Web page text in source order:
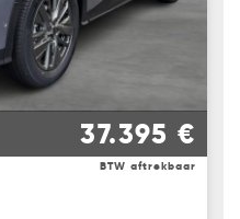
37.395 €
BTW aftrekbaar